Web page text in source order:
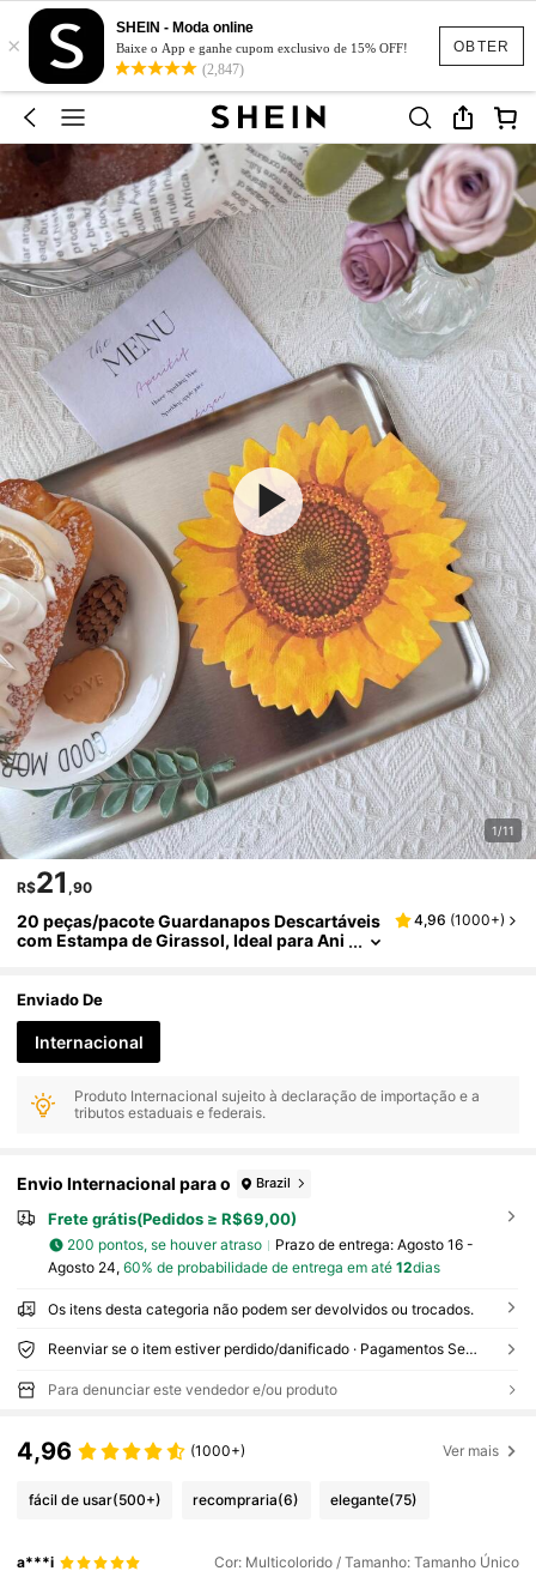
OBTER
×
SHEIN - Moda online
Baixe o App e ganhe cupom exclusivo de 15% OFF!
(2,847)
1/11
R$21 ,90
20 peças/pacote Guardanapos Descartáveis
com Estampa de Girassol, Ideal para Ani
e Lojas de Sobremesas, Feito de Polpa de Ma
deira Virgem
4,96 (1000+)
Enviado De
Internacional
Produto Internacional sujeito à declaração de importação e a
tributos estaduais e federais.
Envio Internacional para o Brazil
Frete grátis(Pedidos ≥ R$69,00)
200 pontos, se houver atraso Prazo de entrega: Agosto 16 -
Agosto 24, 60% de probabilidade de entrega em até 12dias
Os itens desta categoria não podem ser devolvidos ou trocados.
Reenviar se o item estiver perdido/danificado · Pagamentos Seguros · Proteção de privacidade
Para denunciar este vendedor e/ou produto
4,96 (1000+) Ver mais
fácil de usar(500+) recompraria(6) elegante(75)
a***i Cor: Multicolorido / Tamanho: Tamanho Único